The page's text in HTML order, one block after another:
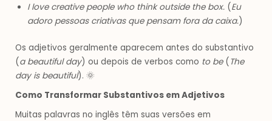
I love creative people who think outside the box. (Eu
adoro pessoas criativas que pensam fora da caixa.)
Os adjetivos geralmente aparecem antes do substantivo
(a beautiful day) ou depois de verbos como to be( The
day is beautiful). 🌞
Como Transformar Substantivos em Adjetivos
Muitas palavras no inglês têm suas versões em